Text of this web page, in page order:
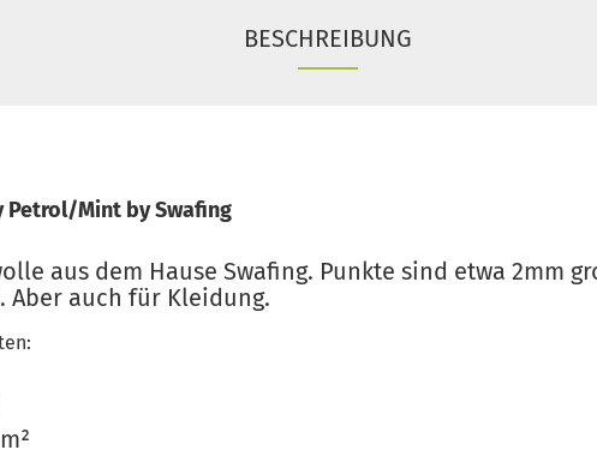
BESCHREIBUNG
Petrol/Mint by Swafing
aus dem Hause Swafing. Punkte sind etwa 2mm
Aber auch für Kleidung.